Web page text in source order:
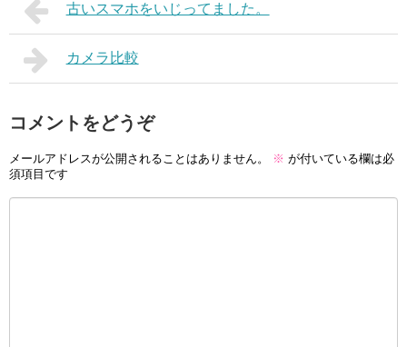
古いスマホをいじってました。
カメラ比較
コメントをどうぞ
メールアドレスが公開されることはありません。 ※ が付いている欄は必
須項目です